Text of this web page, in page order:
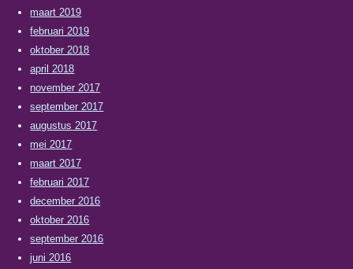
maart 2019
februari 2019
oktober 2018
april 2018
november 2017
september 2017
augustus 2017
mei 2017
maart 2017
februari 2017
december 2016
oktober 2016
september 2016
juni 2016